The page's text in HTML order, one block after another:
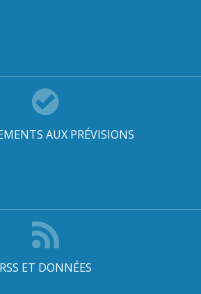
AUX PRÉVISIONS
RSS ET DONNÉES